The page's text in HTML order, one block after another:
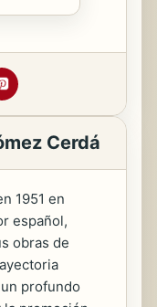
Cerdá
1951 en
español,
obras de
profundo